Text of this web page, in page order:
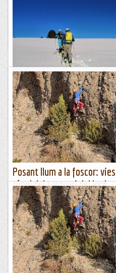
coneguda, freqüentada i clàssica
Romàntic Guerrer
Primera esquiada per el
Aquesta darrera setmana ha deixat el
color blanquet, això ha fet que passi
bonica i d'hivern, però no tot és tirar
Aire de Muntanyes
Posant llum a la foscor:
túnel del santuari del lord
Per arribar-nos al santuari del Lord
Morunys) hem de passar un túnel. Al
sector d’escalada on sempre es
hi...
Escalada per a tontos